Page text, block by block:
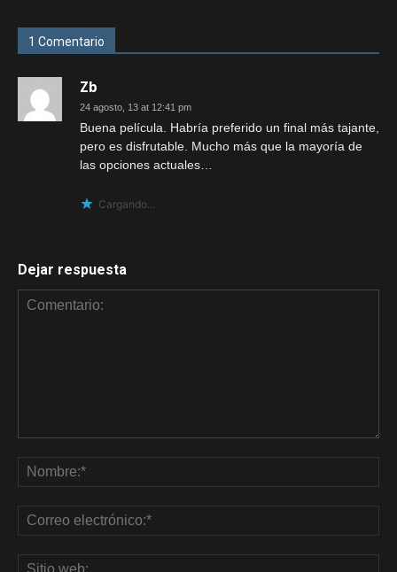
1 Comentario
Zb
24 agosto, 13 at 12:41 pm
Buena película. Habría preferido un final más tajante,
pero es disfrutable. Mucho más que la mayoría de
las opciones actuales…
Cargando...
Dejar respuesta